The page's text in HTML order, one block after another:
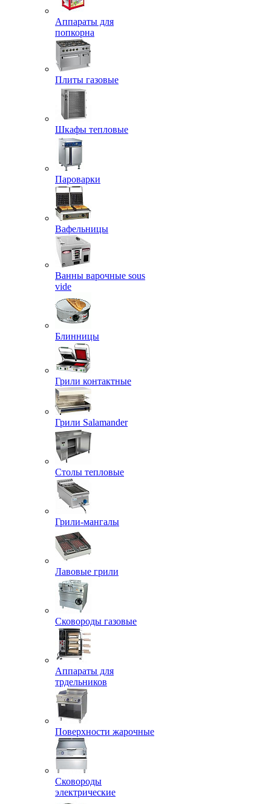
Аппараты для
попкорна
Плиты газовые
Шкафы тепловые
Пароварки
Вафельницы
Ванны варочные sous
vide
Блинницы
Грили контактные
Грили Salamander
Столы тепловые
Грили-мангалы
Лавовые грили
Сковороды газовые
Аппараты для
трдельников
Поверхности жарочные
Сковороды
электрические